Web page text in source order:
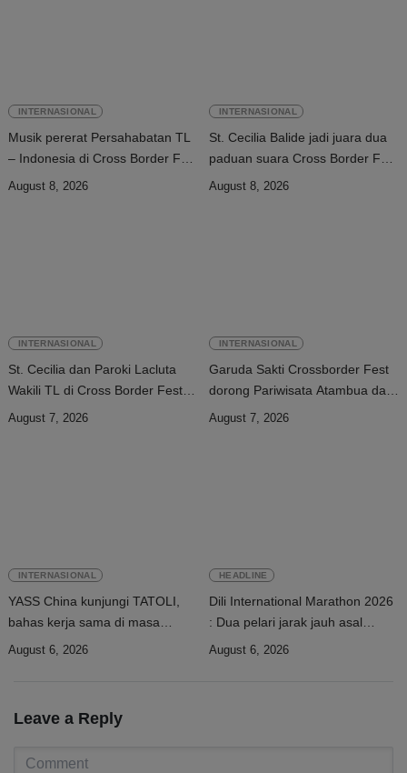
INTERNASIONAL
Musik pererat Persahabatan TL
– Indonesia di Cross Border Fest
2026
August 8, 2026
INTERNASIONAL
St. Cecilia Balide jadi juara dua
paduan suara Cross Border Fest
August 8, 2026
INTERNASIONAL
St. Cecilia dan Paroki Lacluta
Wakili TL di Cross Border Fest
August 7, 2026
INTERNASIONAL
Garuda Sakti Crossborder Fest
dorong Pariwisata Atambua dan
August 7, 2026
INTERNASIONAL
YASS China kunjungi TATOLI,
bahas kerja sama di masa
depan
August 6, 2026
HEADLINE
Dili International Marathon 2026
: Dua pelari jarak jauh asal
China tiba di Dili
August 6, 2026
Leave a Reply